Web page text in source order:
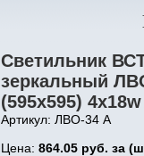
Светильник
зеркальный
(595х595)
Артикул: ЛВО-34 А
Цена: 864.05 руб. за